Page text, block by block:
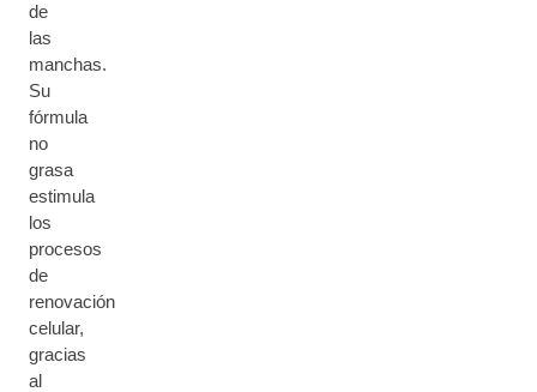
de
las
manchas.
Su
fórmula
no
grasa
estimula
los
procesos
de
renovación
celular,
gracias
al